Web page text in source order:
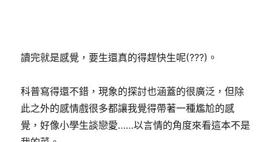
讀完就是感覺，要生還真的得趕快生呢(???)。
科普寫得還不錯，現象的探討也涵蓋的很廣泛，但除
此之外的感情戲很多都讓我覺得帶著一種尷尬的感
覺，好像小學生談戀愛……以言情的角度來看這本不是